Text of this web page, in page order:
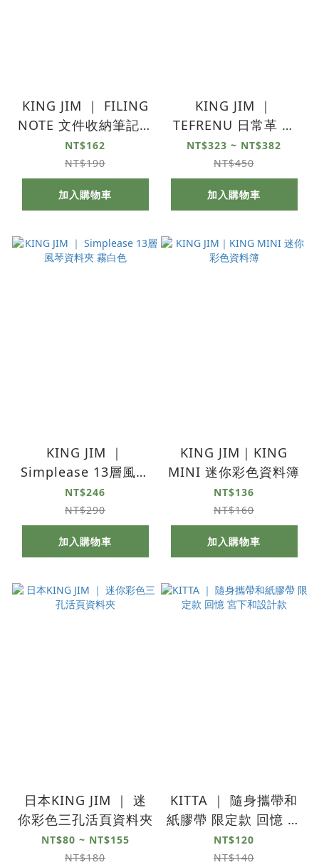
KING JIM ｜ FILING
NOTE 文件收納筆記本
A5
NT$162
NT$190
加入購物車
KING JIM ｜
TEFRENU 日常革 多
用隨身便條夾
NT$323 ~ NT$382
NT$450
加入購物車
KING JIM ｜
Simplease 13層風琴
資料夾 霧白色
NT$246
NT$290
加入購物車
KING JIM｜KING
MINI 迷你彩色資料簿
NT$136
NT$160
加入購物車
日本KING JIM ｜ 迷
你彩色三孔活頁資料夾
NT$80 ~ NT$155
NT$180
KITTA ｜ 隨身攜帶和
紙膠帶 限定款 回憶 宮
下和設計款
NT$120
NT$140